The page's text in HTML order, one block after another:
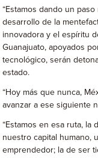
“Estamos dando un
desarrollo de la
innovadora y el espíritu
Guanajuato, apoyados
tecnológico, serán
estado.
“Hoy más que nunca,
avanzar a ese siguiente
“Estamos en esa ruta,
nuestro capital humano,
emprendedor; la de ser